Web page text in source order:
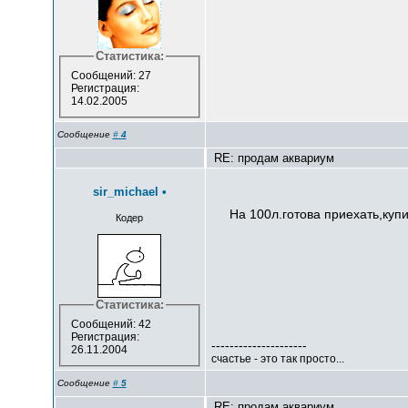
Статистика:
Сообщений: 27
Регистрация:
14.02.2005
Сообщение # 4
RE: продам аквариум
sir_michael •
Кодер
Статистика:
Сообщений: 42
Регистрация:
26.11.2004
На 100л.готова
---------------------
счастье - это так просто...
Сообщение # 5